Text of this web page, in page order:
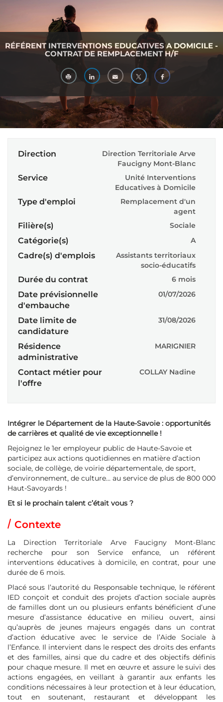
RÉFÉRENT INTERVENTIONS EDUCATIVES A DOMICILE -
CONTRAT DE REMPLACEMENT H/F
Direction
Direction Territoriale Arve
Faucigny Mont-Blanc
Service
Unité Interventions
Educatives à Domicile
Type d'emploi
Remplacement d'un
agent
Filière(s) Sociale
Catégorie(s) A
Cadre(s) d'emplois
Assistants territoriaux
socio-éducatifs
Durée du contrat 6 mois
Date prévisionnelle
d'embauche
01/07/2026
Date limite de
candidature
31/08/2026
Résidence
administrative
MARIGNIER
Contact métier pour
l'offre
COLLAY Nadine
Intégrer le Département de la Haute-Savoie : opportunités
de carrières et qualité de vie exceptionnelle !
Rejoignez le 1er employeur public de Haute-Savoie et
participez aux actions quotidiennes en matière d’action
sociale, de collège, de voirie départementale, de sport,
d’environnement, de culture… au service de plus de 800 000
Haut-Savoyards !
Et si le prochain talent c’était vous ?
Contexte
La Direction Territoriale Arve Faucigny Mont-Blanc
recherche pour son Service enfance, un référent
interventions éducatives à domicile, en contrat, pour une
durée de 6 mois.
Placé sous l’autorité du Responsable technique, le référent
IED conçoit et conduit des projets d’action sociale auprès
de familles dont un ou plusieurs enfants bénéficient d’une
mesure d’assistance éducative en milieu ouvert, ainsi
qu’auprès de jeunes majeurs engagés dans un contrat
d’action éducative avec le service de l’Aide Sociale à
l’Enfance. Il intervient dans le respect des droits des enfants
et des familles, ainsi que du cadre et des objectifs définis
pour chaque mesure. Il met en œuvre et assure le suivi des
actions engagées, en veillant à garantir aux enfants les
conditions nécessaires à leur protection et à leur éducation,
tout en soutenant, restaurant et développant les